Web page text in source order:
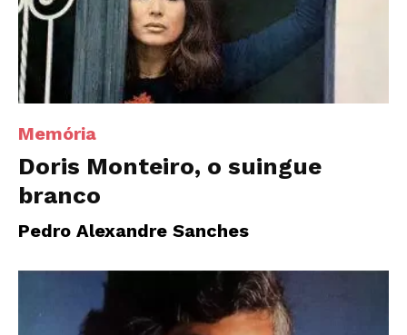
Memória
Doris Monteiro, o suingue
branco
Pedro Alexandre Sanches